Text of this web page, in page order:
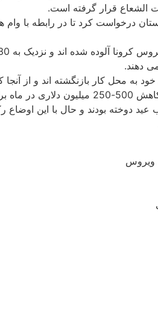
الشعاع قرار گرفته است.
درخواست کرد تا در رابطه با
دهند.
به محل کار بازنگشته اند و از
اقتصاد ما نیز تاثیر فراوان خواهد
دوخته بودند و حال با این اوضاع